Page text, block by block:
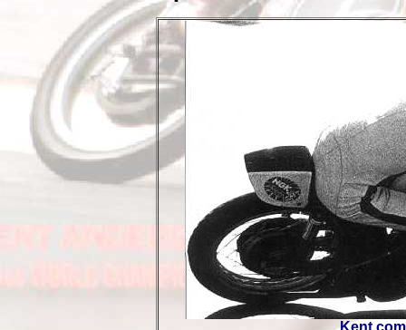
Kent com